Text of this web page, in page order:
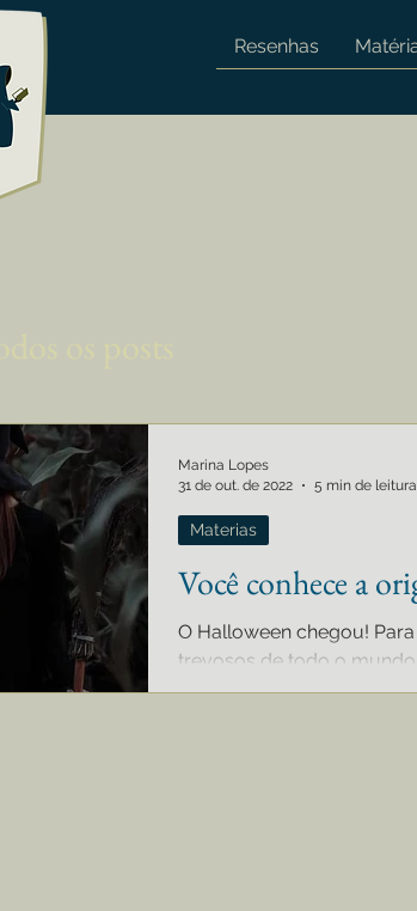
Resenhas
Você conhece a
O Halloween chegou!
trevosos de todo o
origens do...
Materias
Marina Lopes
31 de out. de 2022
5 min de leitura